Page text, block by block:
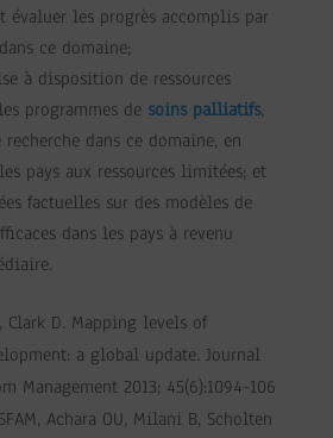
évaluer les progrès accomplis par
ce domaine;
à disposition de ressources
programmes de soins palliatifs,
dans ce domaine, en
pays aux ressources limitées; et
factuelles sur des modèles de
dans les pays à revenu
Clark D. Mapping levels of
a global update. Journal
Management 2013; 45(6):1094-106
Achara OU, Milani B, Scholten